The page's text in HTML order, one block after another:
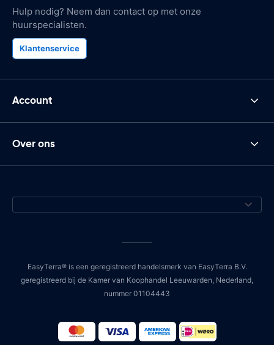
Hulp nodig? Neem dan contact op met onze
huurspecialisten.
Klantenservice
Account
Over ons
EasyTerra® is een geregistreerd handelsmerk van EasyTerra B.V.
geregistreerd bij de Kamer van Koophandel Leeuwarden, Nederland,
nummer 01104443